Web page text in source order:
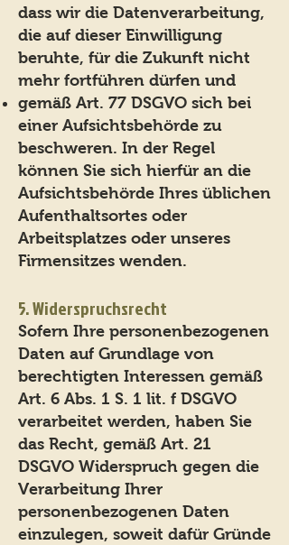
dass wir die Datenverarbeitung,
die auf dieser Einwilligung
beruhte, für die Zukunft nicht
mehr fortführen dürfen und
gemäß Art. 77 DSGVO sich bei
einer Aufsichtsbehörde zu
beschweren. In der Regel
können Sie sich hierfür an die
Aufsichtsbehörde Ihres üblichen
Aufenthaltsortes oder
Arbeitsplatzes oder unseres
Firmensitzes wenden.
5. Widerspruchsrecht
Sofern Ihre personenbezogenen
Daten auf Grundlage von
berechtigten Interessen gemäß
Art. 6 Abs. 1 S. 1 lit. f DSGVO
verarbeitet werden, haben Sie
das Recht, gemäß Art. 21
DSGVO Widerspruch gegen die
Verarbeitung Ihrer
personenbezogenen Daten
einzulegen, soweit dafür Gründe